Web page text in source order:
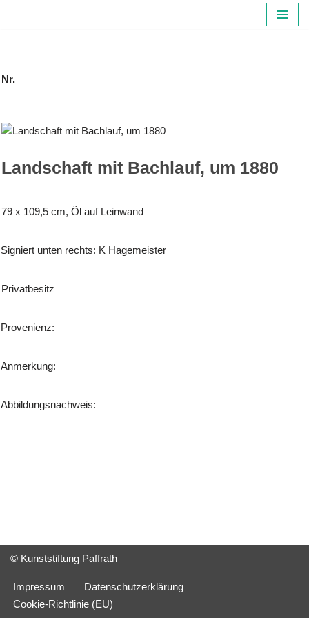
Nr.
Landschaft mit Bachlauf, um 1880
79 x 109,5 cm, Öl auf Leinwand
Signiert unten rechts: K Hagemeister
Privatbesitz
Provenienz:
Anmerkung:
Abbildungsnachweis:
© Kunststiftung Paffrath
Impressum
Datenschutzerklärung
Cookie-Richtlinie (EU)